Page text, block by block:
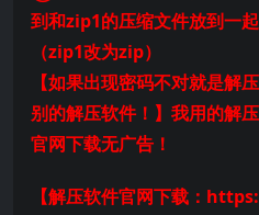
到和zip1的压缩文件放到一
（zip1改为zip）
【如果出现密码不对就是解
别的解压软件！】我用的解
官网下载无广告！
【解压软件官网下载：